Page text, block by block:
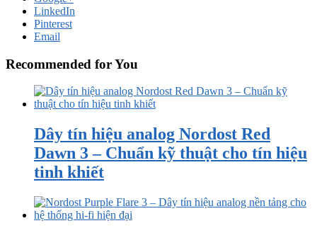
LinkedIn
Pinterest
Email
Recommended for You
Dây tín hiệu analog Nordost Red
Dawn 3 – Chuẩn kỹ thuật cho tín hiệu
tinh khiết